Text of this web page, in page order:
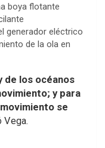
boya flotante
generador eléctrico
de la ola en
de los océanos
y para
se
Vega.